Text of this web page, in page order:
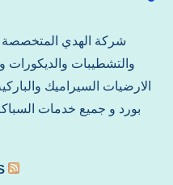
شركة الهدي المتخصصة
والتشطيبات والديكورات
الارضيات السيراميك
بورد و جميع خدمات